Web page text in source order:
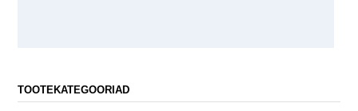
TOOTEKATEGOORIAD